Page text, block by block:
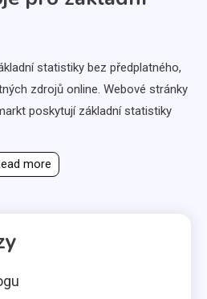
statistiky bez předplatného,
zdrojů online. Webové stránky
poskytují základní statistiky
more